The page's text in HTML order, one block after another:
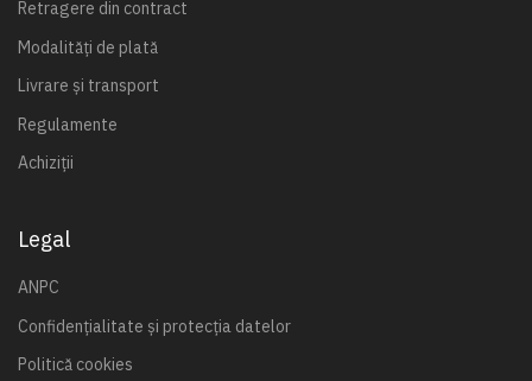
Retragere din contract
Modalități de plată
Livrare și transport
Regulamente
Achiziții
Legal
ANPC
Confidențialitate și protecția datelor
Politică cookies